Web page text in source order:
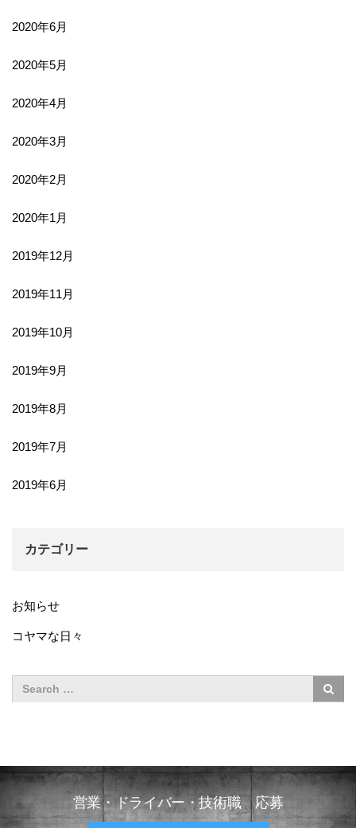
2020年6月
2020年5月
2020年4月
2020年3月
2020年2月
2020年1月
2019年12月
2019年11月
2019年10月
2019年9月
2019年8月
2019年7月
2019年6月
カテゴリー
お知らせ
コヤマな日々
営業・ドライバー・技術職 応募